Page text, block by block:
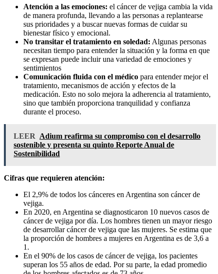
Atención a las emociones: el cáncer de vejiga cambia la vida
de manera profunda, llevando a las personas a replantearse
sus prioridades y a buscar nuevas formas de cuidar su
bienestar físico y emocional.
No transitar el tratamiento en soledad: Algunas personas
necesitan tiempo para entender la situación y la forma en que
se expresan puede incluir una variedad de emociones y
sentimientos
Comunicación fluida con el médico para entender mejor el
tratamiento, mecanismos de acción y efectos de la
medicación. Esto no solo mejora la adherencia al tratamiento,
sino que también proporciona tranquilidad y confianza
durante el proceso.
LEER Adium reafirma su compromiso con el desarrollo
sostenible y presenta su quinto Reporte Anual de
Sostenibilidad
Cifras que requieren atención:
El 2,9% de todos los cánceres en Argentina son cáncer de
vejiga.
En 2020, en Argentina se diagnosticaron 10 nuevos casos de
cáncer de vejiga por día. Los hombres tienen un mayor riesgo
de desarrollar cáncer de vejiga que las mujeres. Se estima que
la proporción de hombres a mujeres en Argentina es de 3,6 a
1.
En el 90% de los casos de cáncer de vejiga, los pacientes
superan los 55 años de edad. Por su parte, la edad promedio